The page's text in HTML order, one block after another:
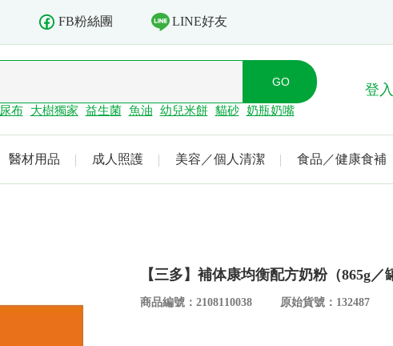
FB粉絲團 LINE好友
尿布 大樹獨家 益生菌 魚油 幼兒米餅 貓砂 奶瓶奶嘴
登入
醫材用品 成人照護 美容／個人清潔 食品／健康食補
【三多】補体康均衡配方奶粉（865g／
商品編號：2108110038 原始貨號：132487